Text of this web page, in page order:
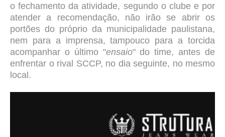
o fechamento da atividade, segundo o clube e por
atender a recomendação, não irão se abrir os
portões do próprio da municipalidade paulistana,
nem para a imprensa, tampouco para a torcida
acompanhar o último "ensaio" do time, antes de
enfrentar o rival SCCP, no dia seguinte, no mesmo
local.